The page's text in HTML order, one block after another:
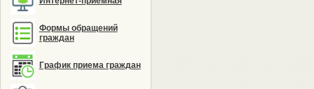
Формы обращений
граждан
График приема граждан